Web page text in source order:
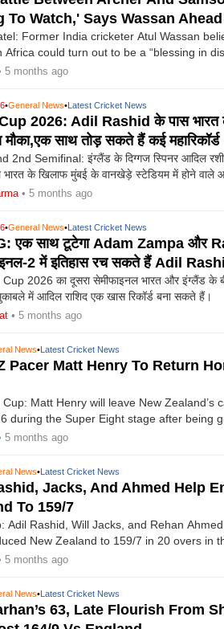
To Watch,' Says Wassan
Former India cricketer Atul Wassan
Africa could turn out to be a “blessing in
stake semifinal clash against England
5 months ago
•General News•Latest Cricket News
2026: Adil Rashid के पास भारत
साथ तोड़ सकते हैं कई महारिकॉर्ड
2nd Semifinal: इंग्लैंड के दिग्गज स्पिनर आदिल
भारत के खिलाफ मुंबई के वानखेड़े स्टेडियम में होने वाले
में...• 5 months ago
•General News•Latest Cricket News
एक साथ टूटेगा Adam Zampa और
2 में इतिहास रच सकते हैं Adil
2026 का दूसरा सेमीफाइनल भारत और इंग्लैंड के
में आदिल राशिद एक खास रिकॉर्ड बना सकते हैं।
• 5 months ago
News•Latest Cricket News
Pacer Matt Henry To Return
Matt Henry will leave New Zealand’s
during the Super Eight stage after being
the birth of his second child, following the
5 months ago
News•Latest Cricket News
Jacks, And Ahmed Help
To 159/7
Adil Rashid, Will Jacks, and Rehan
New Zealand to 159/7 in 20 overs in
Men's T20 World Cup 2026 at the R.
5 months ago
News•Latest Cricket News
63, Late Flourish From